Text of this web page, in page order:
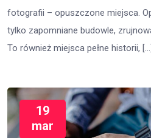
fotografii – opuszczone miejsca.
tylko zapomniane budowle,
To również miejsca pełne historii, […]
19
mar